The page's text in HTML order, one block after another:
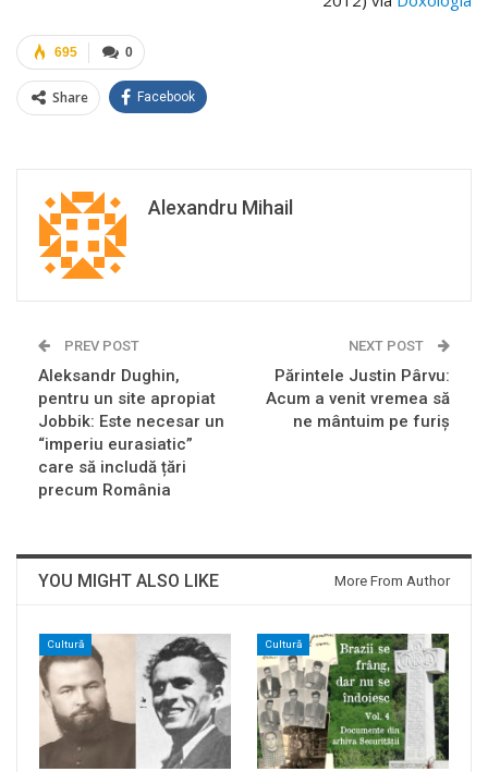
0
695
Share Facebook
Alexandru Mihail
PREV POST
Aleksandr Dughin,
pentru un site apropiat
Jobbik: Este necesar un
“imperiu eurasiatic”
care să includă țări
precum România
NEXT POST
Părintele Justin Pârvu:
Acum a venit vremea să
ne mântuim pe furiş
YOU MIGHT ALSO LIKE More From Author
Cultură Cultură